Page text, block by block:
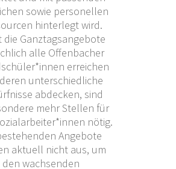
sowie personellen
hinterlegt wird.
die Ganztagsangebote
alle Offenbacher
erreichen
unterschiedliche
abdecken, sind
mehr Stellen für
nötig.
Angebote
aktuell nicht aus, um
den wachsenden